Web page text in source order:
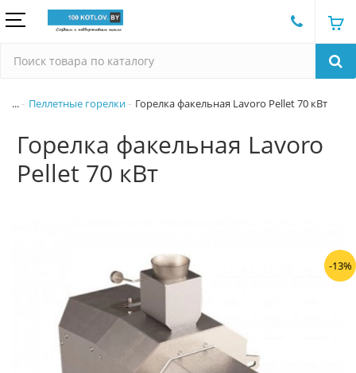
... Пеллетные горелки Горелка факельная Lavoro Pellet 70 кВт
Горелка факельная Lavoro
Pellet 70 кВт
-13%